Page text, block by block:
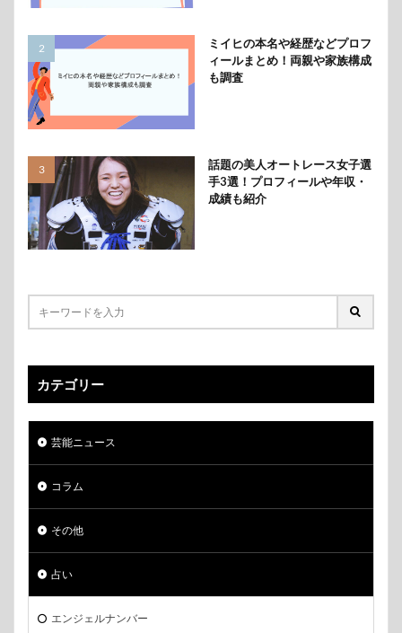
ミイヒの本名や経歴などプロフ
ィールまとめ！両親や家族構成
も調査
話題の美人オートレース女子選
手3選！プロフィールや年収・
成績も紹介
カテゴリー
芸能ニュース
コラム
その他
占い
エンジェルナンバー